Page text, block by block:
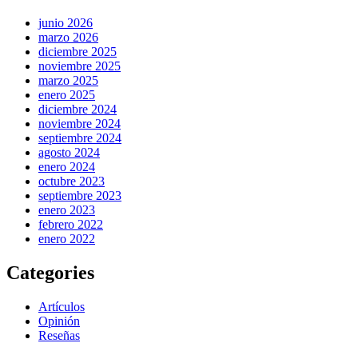
junio 2026
marzo 2026
diciembre 2025
noviembre 2025
marzo 2025
enero 2025
diciembre 2024
noviembre 2024
septiembre 2024
agosto 2024
enero 2024
octubre 2023
septiembre 2023
enero 2023
febrero 2022
enero 2022
Categories
Artículos
Opinión
Reseñas